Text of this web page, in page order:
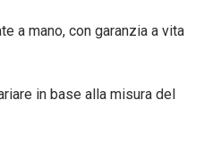
a mano, con garanzia a vita
in base alla misura del